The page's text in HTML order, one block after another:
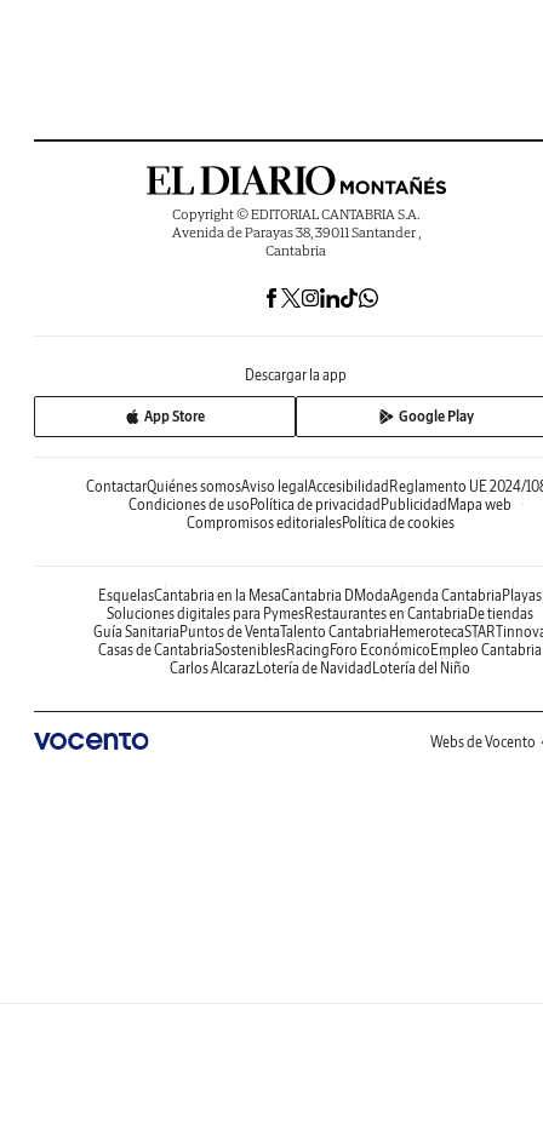
Copyright © EDITORIAL CANTABRIA S.A.
Avenida de Parayas 38, 39011 Santander ,
Cantabria
Descargar la app
App Store Google Play
ContactarQuiénes somosAviso legalAccesibilidadReglamento UE 2024/
Condiciones de usoPolítica de privacidadPublicidadMapa web
Compromisos editorialesPolítica de cookies
EsquelasCantabria en la MesaCantabria DModaAgenda CantabriaPlayas
Soluciones digitales para PymesRestaurantes en CantabriaDe tiendas
Guía SanitariaPuntos de VentaTalento CantabriaHemeroteca
Casas de CantabriaSosteniblesRacingForo EconómicoEmpleo Cantabria
Carlos AlcarazLotería de NavidadLotería del Niño
Webs de Vocento